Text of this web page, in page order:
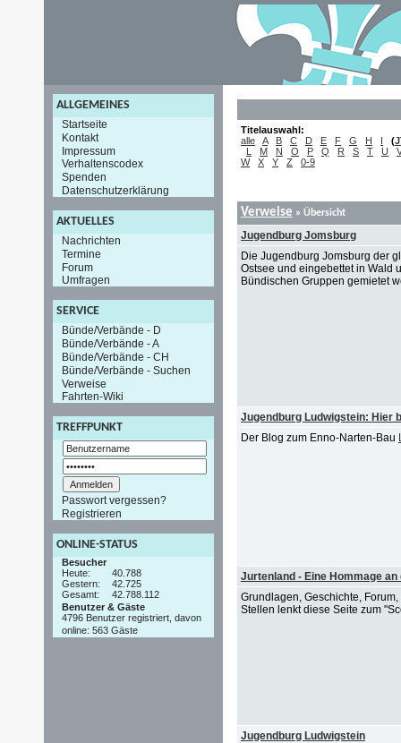
ALLGEMEINES
Startseite
Kontakt
Impressum
Verhaltenscodex
Spenden
Datenschutzerklärung
AKTUELLES
Nachrichten
Termine
Forum
Umfragen
SERVICE
Bünde/Verbände - D
Bünde/Verbände - A
Bünde/Verbände - CH
Bünde/Verbände - Suchen
Verweise
Fahrten-Wiki
TREFFPUNKT
Passwort vergessen?
Registrieren
ONLINE-STATUS
Besucher
Heute:
40.788
Gestern:
42.725
Gesamt:
42.788.112
Benutzer & Gäste
4796 Benutzer registriert, davon
online: 563 Gäste
Titelauswahl:
alle
A B C D E F G H I (J
L
M N O P Q R S T U
W
X Y Z 0-9
Verweise » Übersicht
Jugendburg Jomsburg
Die Jugendburg Jomsburg der
Ostsee und eingebettet in Wald
Bündischen Gruppen gemietet
Jugendburg Ludwigstein: Hier
Der Blog zum Enno-Narten-Bau
Jurtenland - Eine Hommage
Grundlagen, Geschichte,
Stellen lenkt diese Seite zum
Jugendburg Ludwigstein